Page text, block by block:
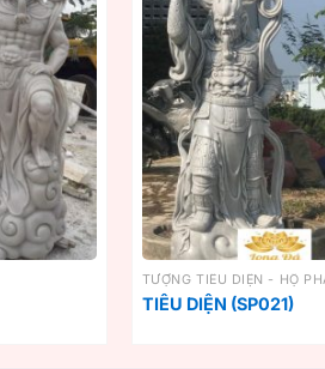
TƯỢNG TIÊU DIỆN - HỘ
TIÊU DIỆN (SP021)